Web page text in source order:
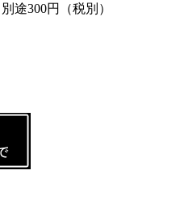
途300円（税別）